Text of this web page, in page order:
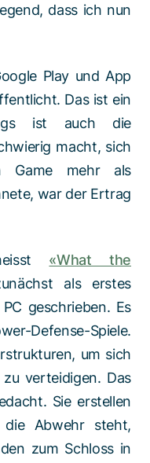
dass ich nun
Play und App
Das ist ein
ist auch die
macht, sich
Game mehr als
war der Ertrag
«What the
als erstes
geschrieben. Es
Defense-Spiele.
um sich
verteidigen. Das
Sie erstellen
Abwehr steht,
zum Schloss in